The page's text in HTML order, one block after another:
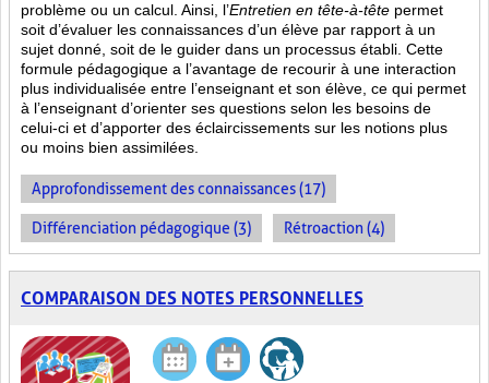
problème ou un calcul. Ainsi, l’Entretien en tête-à-tête permet
soit d’évaluer les connaissances d’un élève par rapport à un
sujet donné, soit de le guider dans un processus établi. Cette
formule pédagogique a l’avantage de recourir à une interaction
plus individualisée entre l’enseignant et son élève, ce qui permet
à l’enseignant d’orienter ses questions selon les besoins de
celui-ci et d’apporter des éclaircissements sur les notions plus
ou moins bien assimilées.
Approfondissement des connaissances (17)
Différenciation pédagogique (3) Rétroaction (4)
COMPARAISON DES NOTES PERSONNELLES